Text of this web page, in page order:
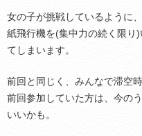
女の子が挑戦しているように
紙飛行機を(集中力の続く限り
てしまいます。
前回と同じく、みんなで滞空
前回参加していた方は、今の
いいかも。